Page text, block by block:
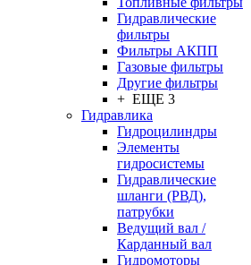
Гидравлические
фильтры
Фильтры АКПП
Газовые фильтры
Другие фильтры
+ ЕЩЕ 3
Гидравлика
Гидроцилиндры
Элементы
гидросистемы
Гидравлические
шланги (РВД),
патрубки
Ведущий вал /
Карданный вал
Гидромоторы